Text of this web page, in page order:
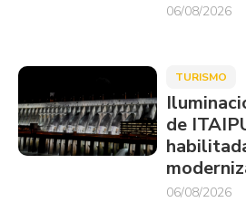
06/08/2026
TURISMO
de
06/08/2026